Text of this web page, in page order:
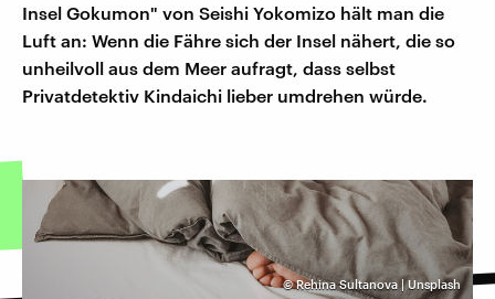
Insel Gokumon" von Seishi Yokomizo hält man die
Luft an: Wenn die Fähre sich der Insel nähert, die so
unheilvoll aus dem Meer aufragt, dass selbst
Privatdetektiv Kindaichi lieber umdrehen würde.
©Rehina Sultanova | Unsplash